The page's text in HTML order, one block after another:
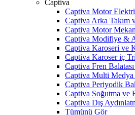
Captiva
Captiva Motor
Captiva Arka Takım
Captiva Motor
Captiva Modifiye &
Captiva Karoseri ve
Captiva Karoser iç
Captiva Fren
Captiva Multi Medya
Captiva Periyodik
Captiva Soğutma ve
Captiva Dış
Tümünü Gör